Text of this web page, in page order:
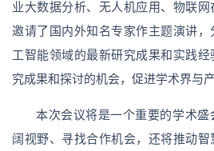
业大数据分析、无人机应用、物联网
邀请了国内外知名专家作主题演讲
工智能领域的最新研究成果和实践
究成果和探讨的机会，促进学术界与
本次会议将是一个重要的学术
阔视野、寻找合作机会，还将推动